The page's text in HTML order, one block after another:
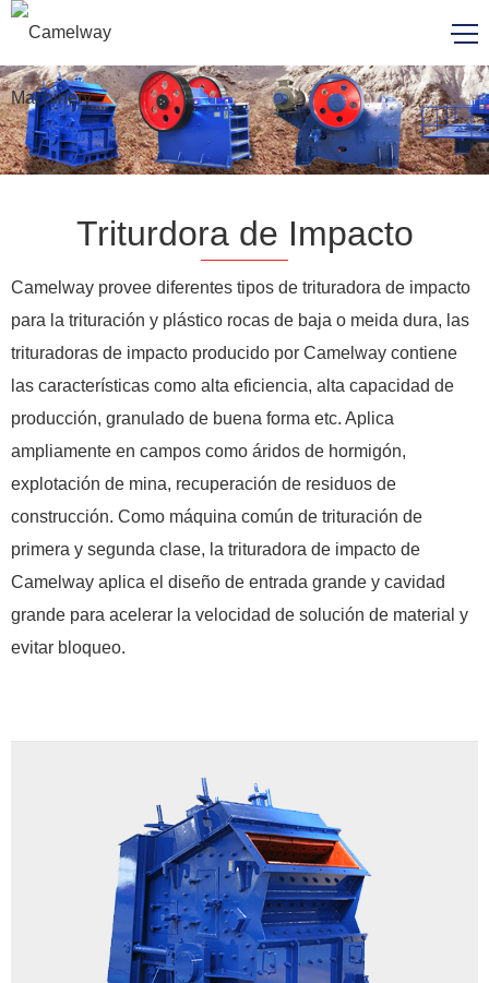
Triturdora de Impacto
Camelway provee diferentes tipos de trituradora de impacto
para la trituración y plástico rocas de baja o meida dura, las
trituradoras de impacto producido por Camelway contiene
las características como alta eficiencia, alta capacidad de
producción, granulado de buena forma etc. Aplica
ampliamente en campos como áridos de hormigón,
explotación de mina, recuperación de residuos de
construcción. Como máquina común de trituración de
primera y segunda clase, la trituradora de impacto de
Camelway aplica el diseño de entrada grande y cavidad
grande para acelerar la velocidad de solución de material y
evitar bloqueo.